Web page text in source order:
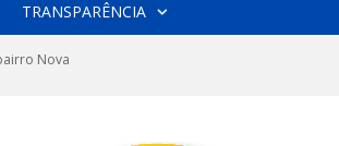
TRANSPARÊNCIA
Nova